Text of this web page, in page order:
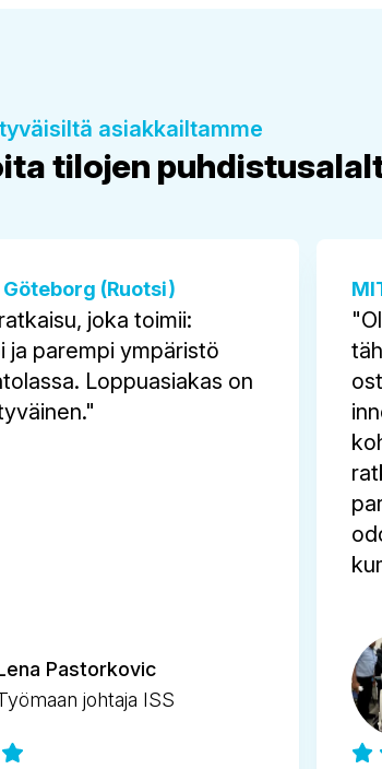
asiakkailtamme
tilojen
Göteborg (Ruotsi)
joka toimii:
ja parempi ympäristö
Loppuasiakas on
Pastorkovic
johtaja ISS